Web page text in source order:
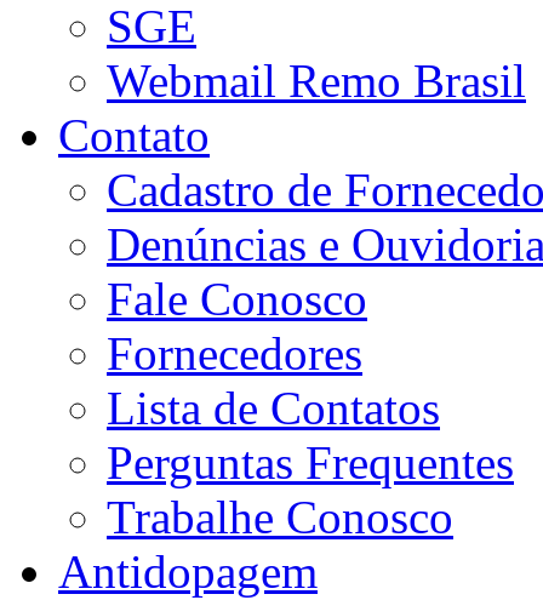
SGE
Webmail Remo Brasil
Contato
Cadastro de
Denúncias e
Fale Conosco
Fornecedores
Lista de Contatos
Perguntas Frequentes
Trabalhe Conosco
Antidopagem